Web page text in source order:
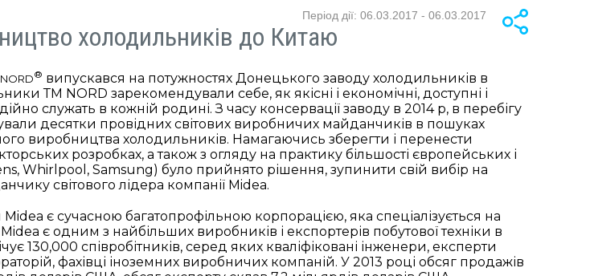
Період дії: 06.03.2017 - 06.03.2017
холодильників до Китаю
NORD® випускався на потужностях Донецького заводу холодильників в
ТМ NORD зарекомендували себе, як якісні і економічні, доступні і
служать в кожній родині. З часу консервації заводу в 2014 р, в перебігу
десятки провідних світових виробничих майданчиків в пошуках
виробництва холодильників. Намагаючись зберегти і перенести
розробках, а також з огляду на практику більшості європейських і
Whirlpool, Samsung) було прийнято рішення, зупинити свій вибір на
світового лідера компанії Midea.
є сучасною багатопрофільною корпорацією, яка спеціалізується на
є одним з найбільших виробників і експортерів побутової техніки в
130,000 співробітників, серед яких кваліфіковані інженери, експерти
фахівці іноземних виробничих компаній. У 2013 році обсяг продажів